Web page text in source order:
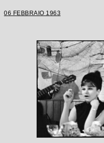
06 FEBBRAIO 1963